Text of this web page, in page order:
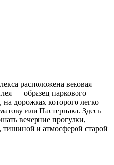
расположена вековая
— образец паркового
на дорожках которого легко
или Пастернака. Здесь
вечерние прогулки,
тишиной и атмосферой старой